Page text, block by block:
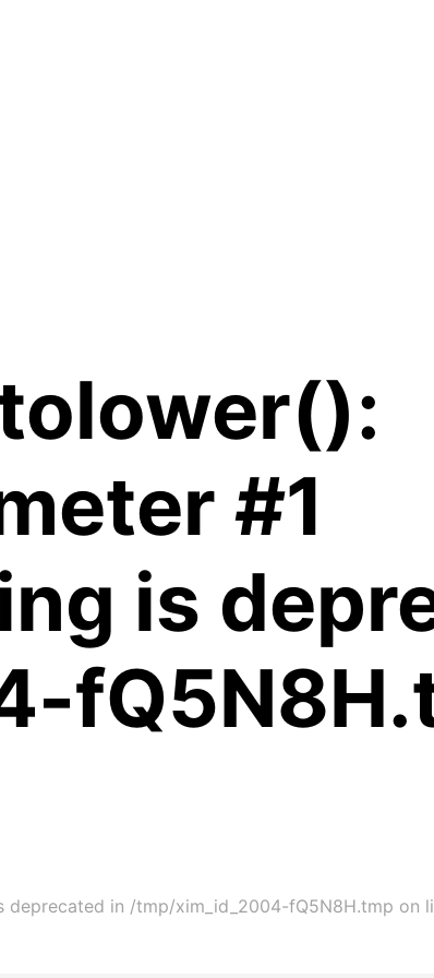
#1
is
in /tmp/xim_id_2004-fQ5N8H.tmp on